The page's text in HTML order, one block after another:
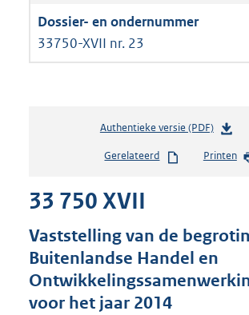
33750-XVII nr. 23
Authentieke versie (PDF)b
s
s
g
r
Gerelateerd Printen
33 750 XVII
Vaststelling van de
Buitenlandse Handel en
voor het jaar 2014